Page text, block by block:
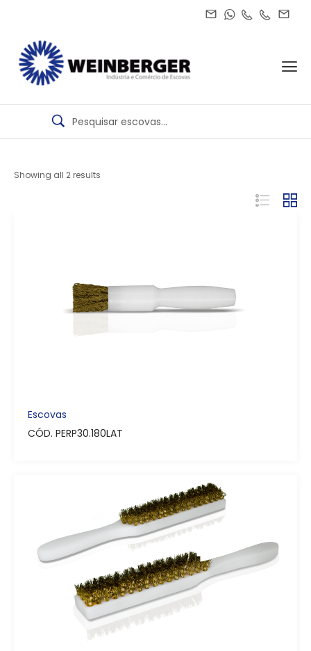
Showing all 2 results
Escovas
CÓD. PERP30.180LAT